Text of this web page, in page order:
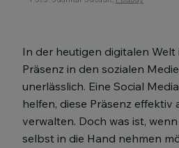
In der heutigen digitalen Welt
Präsenz in den sozialen
unerlässlich. Eine Social
helfen, diese Präsenz effektiv
verwalten. Doch was ist,
selbst in die Hand nehmen